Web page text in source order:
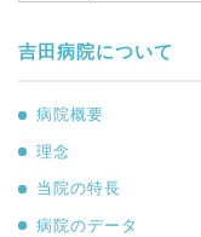
吉田病院について
病院概要
理念
当院の特長
病院のデータ